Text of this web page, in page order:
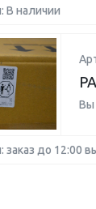
В наличии
Вы
заказ до 12:00